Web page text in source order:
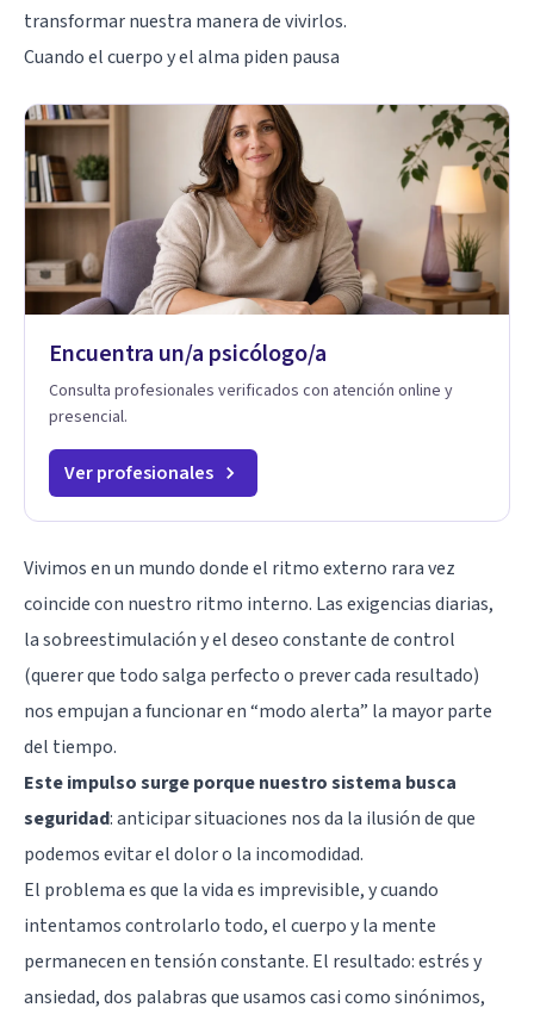
transformar nuestra manera de vivirlos.
Cuando el cuerpo y el alma piden pausa
Encuentra un/a psicólogo/a
Consulta profesionales verificados con atención online y
presencial.
Ver profesionales
Vivimos en un mundo donde el ritmo externo rara vez
coincide con nuestro ritmo interno. Las exigencias diarias,
la sobreestimulación y el deseo constante de control
(querer que todo salga perfecto o prever cada resultado)
nos empujan a funcionar en “modo alerta” la mayor parte
del tiempo.
Este impulso surge porque nuestro sistema busca
seguridad: anticipar situaciones nos da la ilusión de que
podemos evitar el dolor o la incomodidad.
El problema es que la vida es imprevisible, y cuando
intentamos controlarlo todo, el cuerpo y la mente
permanecen en tensión constante. El resultado: estrés y
ansiedad, dos palabras que usamos casi como sinónimos,